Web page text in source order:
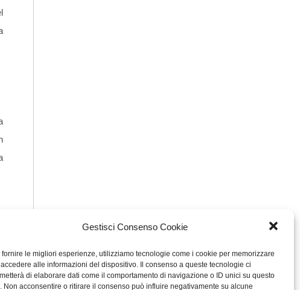
Gestisci Consenso Cookie
fornire le migliori esperienze, utilizziamo tecnologie come i cookie per memorizzare
alle informazioni del dispositivo. Il consenso a queste tecnologie ci
di elaborare dati come il comportamento di navigazione o ID unici su questo
Non acconsentire o ritirare il consenso può influire negativamente su alcune